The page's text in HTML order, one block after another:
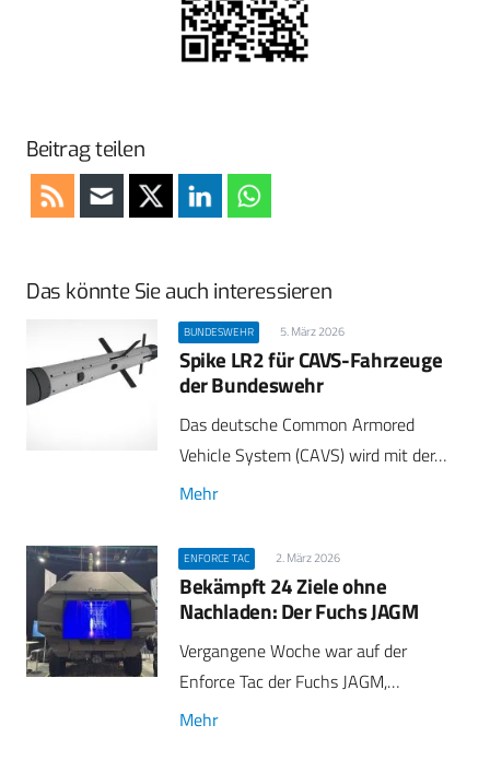
Beitrag teilen
Das könnte Sie auch interessieren
BUNDESWEHR 5. März 2026
Spike LR2 für CAVS-Fahrzeuge
der Bundeswehr
Das deutsche Common Armored
Vehicle System (CAVS) wird mit der…
Mehr
ENFORCE TAC 2. März 2026
Bekämpft 24 Ziele ohne
Nachladen: Der Fuchs JAGM
Vergangene Woche war auf der
Enforce Tac der Fuchs JAGM,…
Mehr